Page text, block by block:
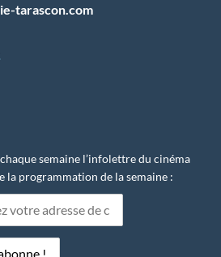
tarascon.com
semaine l’infolettre du cinéma
la programmation de la semaine :